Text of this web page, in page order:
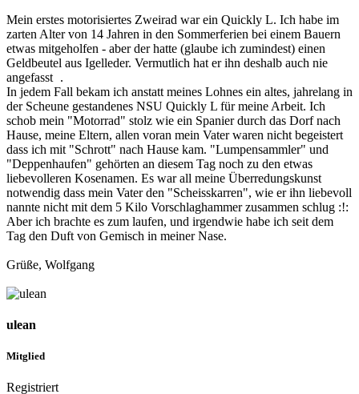
Mein erstes motorisiertes Zweirad war ein Quickly L. Ich habe im
zarten Alter von 14 Jahren in den Sommerferien bei einem Bauern
etwas mitgeholfen - aber der hatte (glaube ich zumindest) einen
Geldbeutel aus Igelleder. Vermutlich hat er ihn deshalb auch nie
angefasst .
In jedem Fall bekam ich anstatt meines Lohnes ein altes, jahrelang in
der Scheune gestandenes NSU Quickly L für meine Arbeit. Ich
schob mein "Motorrad" stolz wie ein Spanier durch das Dorf nach
Hause, meine Eltern, allen voran mein Vater waren nicht begeistert
dass ich mit "Schrott" nach Hause kam. "Lumpensammler" und
"Deppenhaufen" gehörten an diesem Tag noch zu den etwas
liebevolleren Kosenamen. Es war all meine Überredungskunst
notwendig dass mein Vater den "Scheisskarren", wie er ihn liebevoll
nannte nicht mit dem 5 Kilo Vorschlaghammer zusammen schlug :!:
Aber ich brachte es zum laufen, und irgendwie habe ich seit dem
Tag den Duft von Gemisch in meiner Nase.
Grüße, Wolfgang
ulean
Mitglied
Registriert